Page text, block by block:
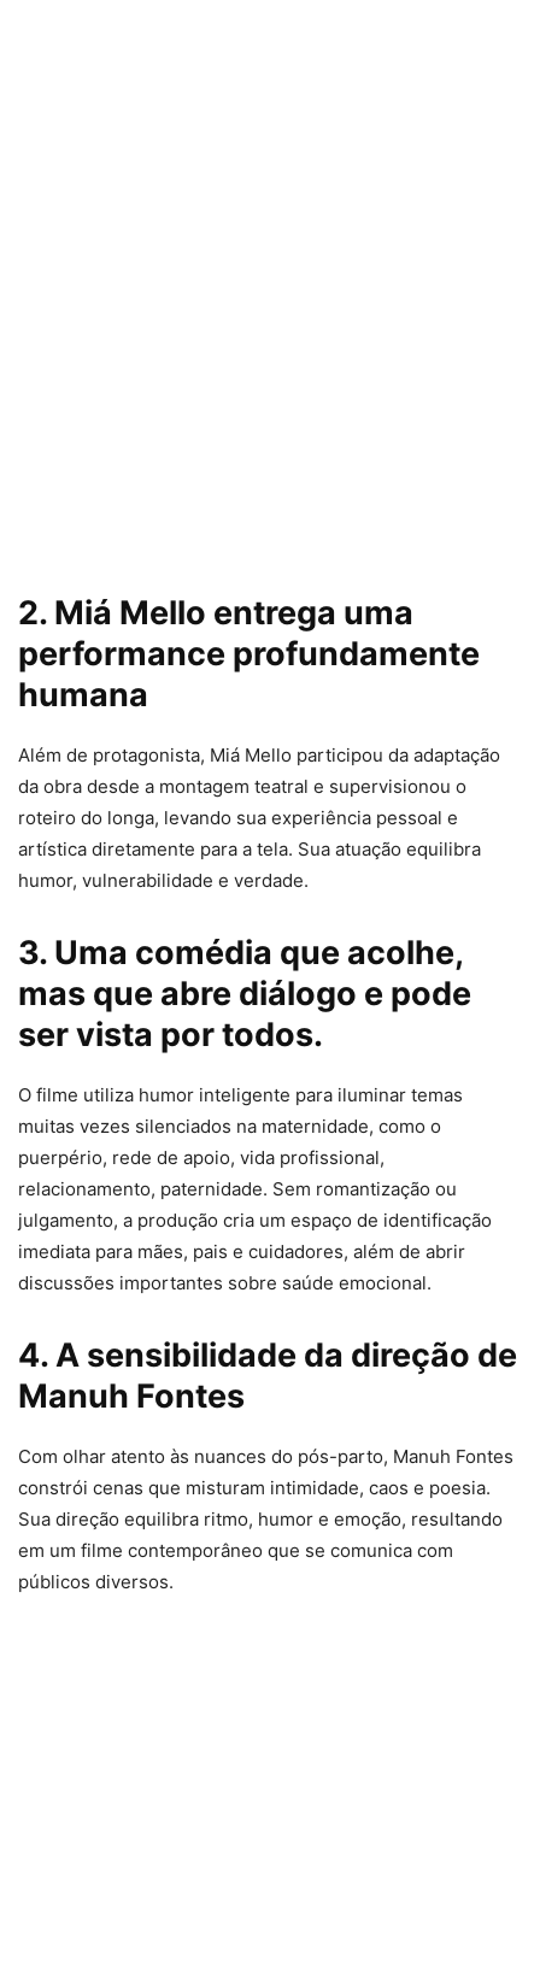
2. Miá Mello entrega uma
performance profundamente
humana
Além de protagonista, Miá Mello participou da adaptação
da obra desde a montagem teatral e supervisionou o
roteiro do longa, levando sua experiência pessoal e
artística diretamente para a tela. Sua atuação equilibra
humor, vulnerabilidade e verdade.
3. Uma comédia que acolhe,
mas que abre diálogo e pode
ser vista por todos.
O filme utiliza humor inteligente para iluminar temas
muitas vezes silenciados na maternidade, como o
puerpério, rede de apoio, vida profissional,
relacionamento, paternidade. Sem romantização ou
julgamento, a produção cria um espaço de identificação
imediata para mães, pais e cuidadores, além de abrir
discussões importantes sobre saúde emocional.
4. A sensibilidade da direção de
Manuh Fontes
Com olhar atento às nuances do pós-parto, Manuh Fontes
constrói cenas que misturam intimidade, caos e poesia.
Sua direção equilibra ritmo, humor e emoção, resultando
em um filme contemporâneo que se comunica com
públicos diversos.